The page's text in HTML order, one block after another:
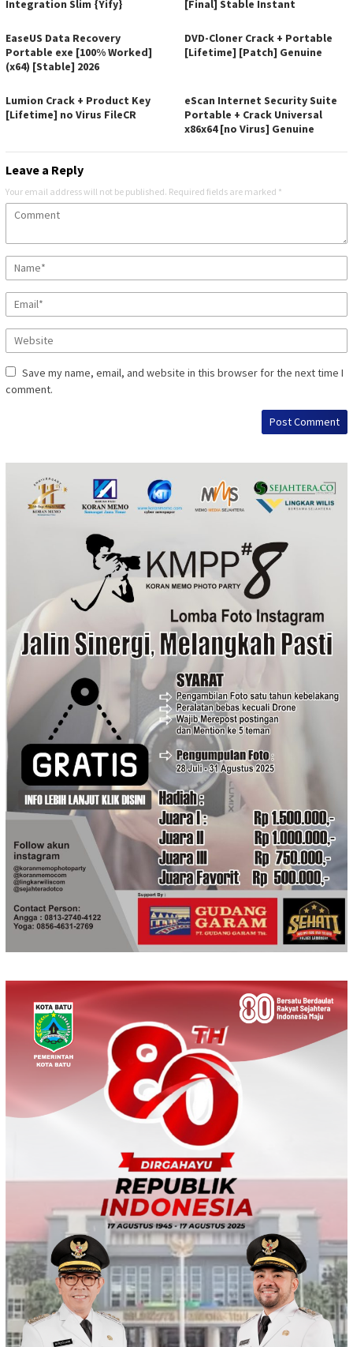
Integration Slim {Yify} [Final] Stable Instant
EaseUS Data Recovery
Portable exe [100% Worked]
(x64) [Stable] 2026
DVD-Cloner Crack + Portable
[Lifetime] [Patch] Genuine
Lumion Crack + Product Key
[Lifetime] no Virus FileCR
eScan Internet Security Suite
Portable + Crack Universal
x86x64 [no Virus] Genuine
Leave a Reply
Your email address will not be published. Required fields are marked *
Save my name, email, and website in this browser for the next time I
comment.